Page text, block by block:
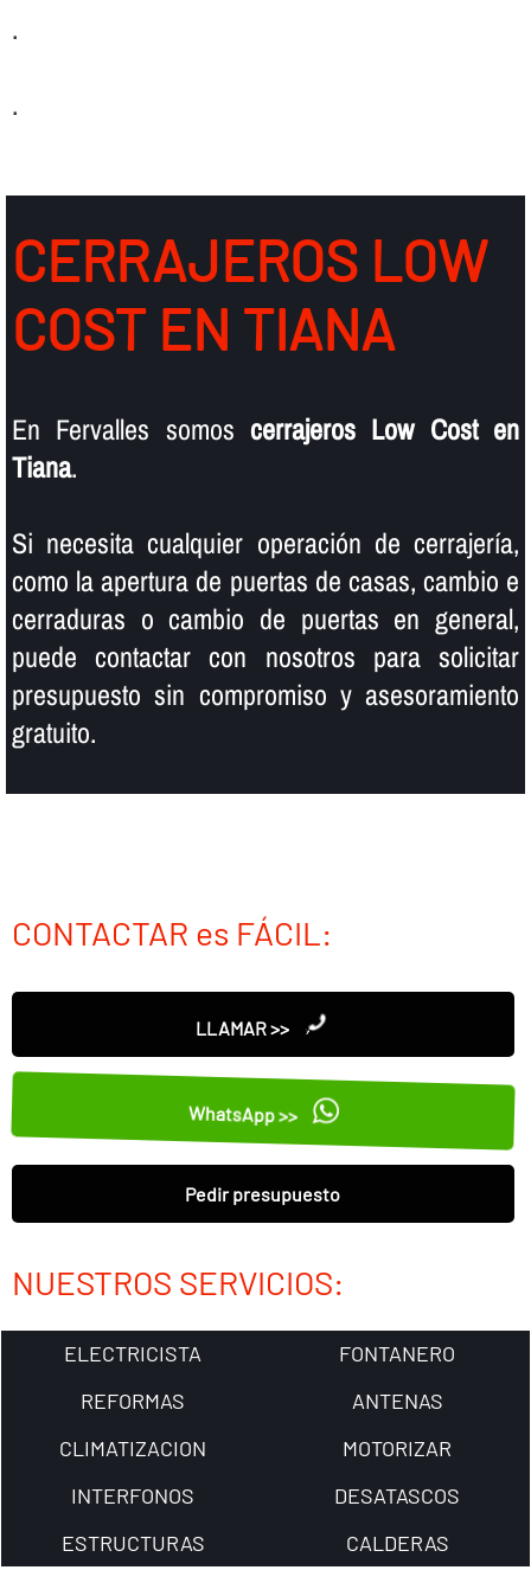
.
.
CERRAJEROS LOW
COST EN TIANA
En Fervalles somos cerrajeros Low Cost en
Tiana.
Si necesita cualquier operación de cerrajerí­a,
como la apertura de puertas de casas, cambio e
cerraduras o cambio de puertas en general,
puede contactar con nosotros para solicitar
presupuesto sin compromiso y asesoramiento
gratuito.
CONTACTAR es FÁCIL:
LLAMAR >>
WhatsApp >>
Pedir presupuesto
NUESTROS SERVICIOS:
ELECTRICISTA
FONTANERO
REFORMAS
ANTENAS
CLIMATIZACION
MOTORIZAR
INTERFONOS
DESATASCOS
ESTRUCTURAS
CALDERAS